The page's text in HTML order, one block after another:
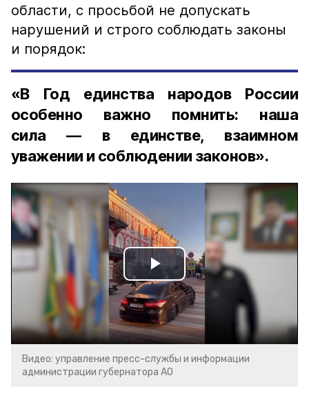
области, с просьбой не допускать
нарушений и строго соблюдать законы
и порядок:
«В Год единства народов России
особенно важно помнить: наша
сила — в единстве, взаимном
уважении и соблюдении законов».
Play
Video
Видео: управление пресс-службы и информации
администрации губернатора АО